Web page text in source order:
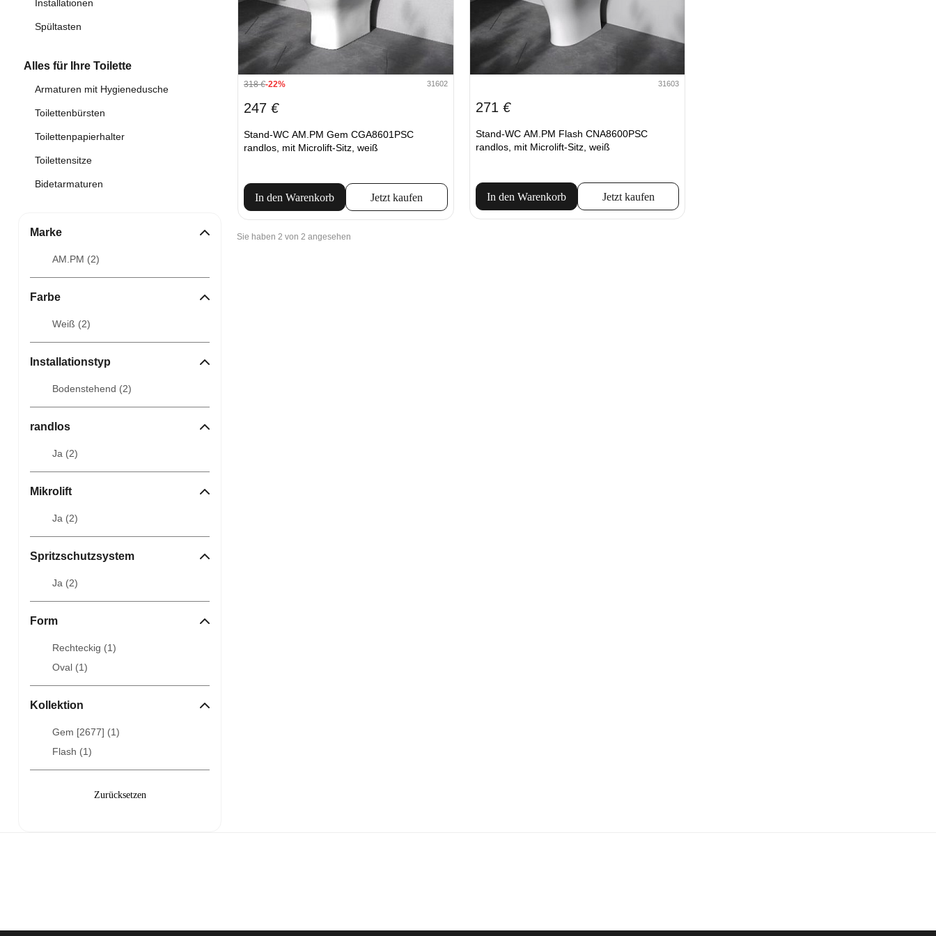
Installationen
Spültasten
Alles für Ihre Toilette
Armaturen mit Hygienedusche
Toilettenbürsten
Toilettenpapierhalter
Toilettensitze
Bidetarmaturen
Marke
AM.PM (2)
Farbe
Weiß (2)
Installationstyp
Bodenstehend (2)
randlos
Ja (2)
Mikrolift
Ja (2)
Spritzschutzsystem
Ja (2)
Form
Rechteckig (1)
Oval (1)
Kollektion
Gem [2677] (1)
Flash (1)
318€-22% 31602
247 €
Stand-WC AM.PM Gem CGA8601PSC
randlos, mit Microlift-Sitz, weiß
In den Warenkorb Jetzt kaufen
31603
271 €
Stand-WC AM.PM Flash CNA8600PSC
randlos, mit Microlift-Sitz, weiß
In den Warenkorb Jetzt kaufen
Sie haben 2 von 2 angesehen